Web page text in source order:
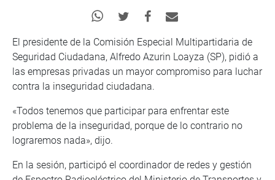
El presidente de la Comisión Especial Multipartidaria de
Seguridad Ciudadana, Alfredo Azurin Loayza (SP), pidió a
las empresas privadas un mayor compromiso para luchar
contra la inseguridad ciudadana.
«Todos tenemos que participar para enfrentar este
problema de la inseguridad, porque de lo contrario no
lograremos nada», dijo.
En la sesión, participó el coordinador de redes y gestión